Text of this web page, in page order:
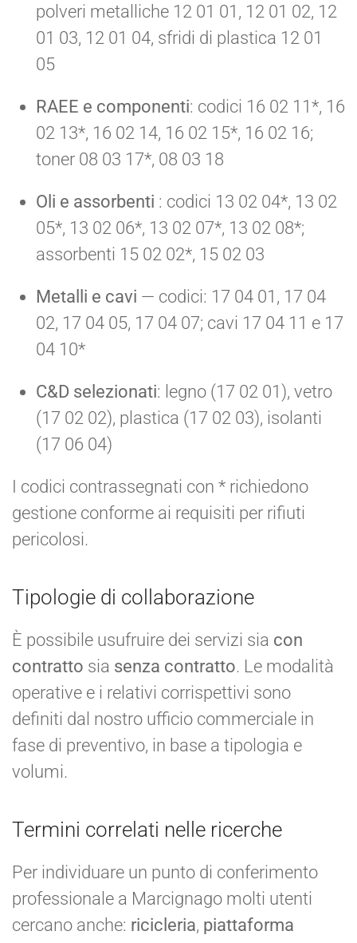
polveri metalliche 12 01 01, 12 01 02, 12
01 03, 12 01 04, sfridi di plastica 12 01
05
RAEE e componenti: codici 16 02 11*, 16
02 13*, 16 02 14, 16 02 15*, 16 02 16;
toner 08 03 17*, 08 03 18
Oli e assorbenti : codici 13 02 04*, 13 02
05*, 13 02 06*, 13 02 07*, 13 02 08*;
assorbenti 15 02 02*, 15 02 03
Metalli e cavi — codici: 17 04 01, 17 04
02, 17 04 05, 17 04 07; cavi 17 04 11 e 17
04 10*
C&D selezionati: legno (17 02 01), vetro
(17 02 02), plastica (17 02 03), isolanti
(17 06 04)
I codici contrassegnati con * richiedono
gestione conforme ai requisiti per rifiuti
pericolosi.
Tipologie di collaborazione
È possibile usufruire dei servizi sia con
contratto sia senza contratto. Le modalità
operative e i relativi corrispettivi sono
definiti dal nostro ufficio commerciale in
fase di preventivo, in base a tipologia e
volumi.
Termini correlati nelle ricerche
Per individuare un punto di conferimento
professionale a Marcignago molti utenti
cercano anche: ricicleria, piattaforma